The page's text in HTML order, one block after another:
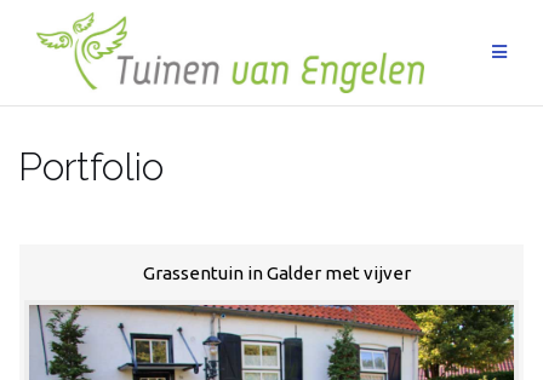
Portfolio
Grassentuin in Galder met vijver